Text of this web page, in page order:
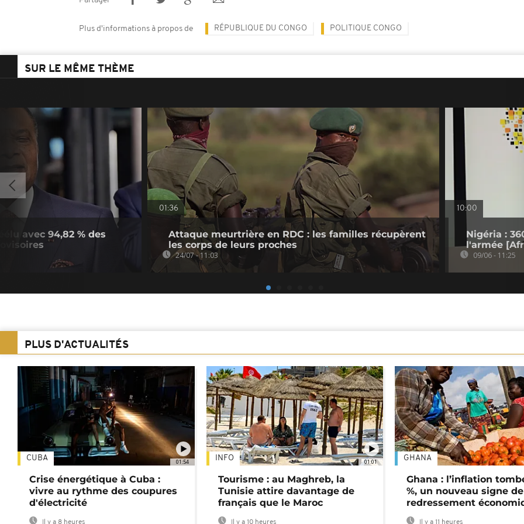
Plus d'informations à propos de RÉPUBLIQUE DU CONGO POLITIQUE CONGO
SUR LE MÊME THÈME
avec 94,82 % des
01:36
Attaque meurtrière en RDC : les familles récupèrent
les corps de leurs proches
24/07 - 11:03
10:00
Nigéria :
l'armée
09/06 - 11:25
PLUS D'ACTUALITÉS
01:54
CUBA
Crise énergétique à Cuba :
vivre au rythme des coupures
d'électricité
Il y a 8 heures
01:01
INFO
Tourisme : au Maghreb, la
Tunisie attire davantage de
français que le Maroc
Il y a 10 heures
GHANA
Ghana : l’inflation
%, un nouveau signe de
redressement
Il y a 11 heures